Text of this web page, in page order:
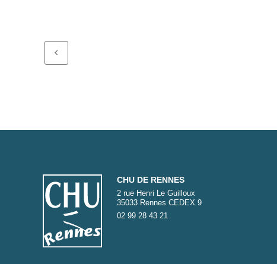
CHU DE RENNES
2 rue Henri Le Guilloux
35033 Rennes CEDEX 9
02 99 28 43 21